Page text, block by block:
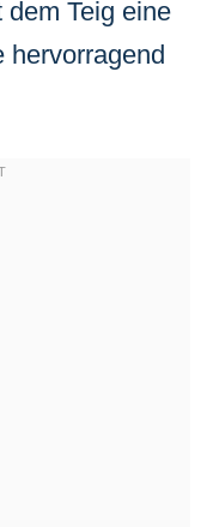
Teig eine
hervorragend